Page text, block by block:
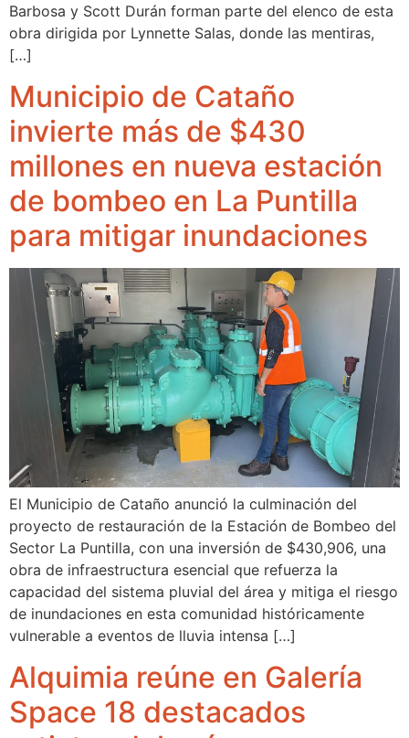
Barbosa y Scott Durán forman parte del elenco de esta
obra dirigida por Lynnette Salas, donde las mentiras,
[…]
Municipio de Cataño
invierte más de $430
millones en nueva estación
de bombeo en La Puntilla
para mitigar inundaciones
El Municipio de Cataño anunció la culminación del
proyecto de restauración de la Estación de Bombeo del
Sector La Puntilla, con una inversión de $430,906, una
obra de infraestructura esencial que refuerza la
capacidad del sistema pluvial del área y mitiga el riesgo
de inundaciones en esta comunidad históricamente
vulnerable a eventos de lluvia intensa […]
Alquimia reúne en Galería
Space 18 destacados